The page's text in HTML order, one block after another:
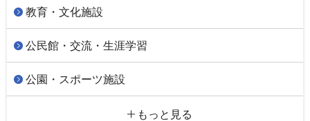
教育・文化施設
公民館・交流・生涯学習
公園・スポーツ施設
もっと見る